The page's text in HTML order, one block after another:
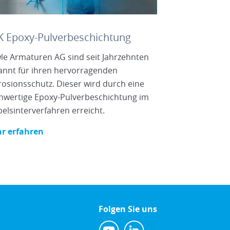
Epoxy-Pulverbeschichtung
Armaturen AG sind seit Jahrzehnten
für ihren hervorragenden
Dieser wird durch eine
Epoxy-Pulverbeschichtung im
erreicht.
erfahren
Folgen Sie uns